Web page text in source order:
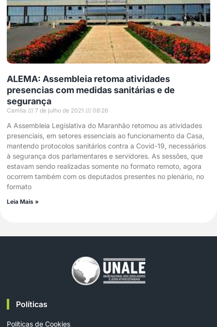
ALEMA: Assembleia retoma atividades
presencias com medidas sanitárias e de
segurança
Camila 7 de julho de 2021 08:26
A Assembleia Legislativa do Maranhão retomou as atividades
presenciais, em setores essenciais ao funcionamento da Casa,
mantendo protocolos sanitários contra a Covid-19, necessários
à segurança dos parlamentares e servidores. As sessões, que
estavam sendo realizadas somente no formato remoto, agora
ocorrem também com os deputados presentes no plenário, no
formato
Leia Mais »
Políticas
Políticas de Cookies